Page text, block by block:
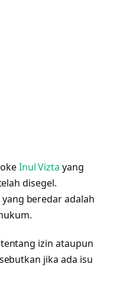
Inul Vizta yang
disegel.
beredar adalah
izin ataupun
jika ada isu